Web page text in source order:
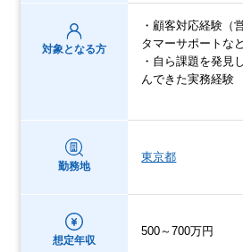
対象となる方
・顧客対応経験（
タマーサポートなど
・自ら課題を発見
んできた実務経験
勤務地
東京都
想定年収
500～700万円